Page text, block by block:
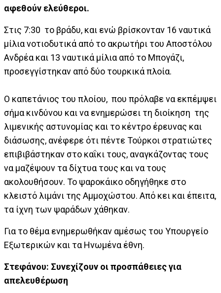
αφεθούν ελεύθεροι.
Στις 7:30 το βράδυ, και ενώ βρίσκονταν 16 ναυτικά
μίλια νοτιοδυτικά από το ακρωτήρι του Αποστόλου
Ανδρέα και 13 ναυτικά μίλια από το Μπογάζι,
προσεγγίστηκαν από δύο τουρκικά πλοία.
Ο καπετάνιος του πλοίου, που πρόλαβε να εκπέμψει
σήμα κινδύνου και να ενημερώσει τη διοίκηση της
λιμενικής αστυνομίας και το κέντρο έρευνας και
διάσωσης, ανέφερε ότι πέντε Τούρκοι στρατιώτες
επιβιβάστηκαν στο καΐκι τους, αναγκάζοντας τους
να μαζέψουν τα δίχτυα τους και να τους
ακολουθήσουν. Το ψαροκάικο οδηγήθηκε στο
κλειστό λιμάνι της Αμμοχώστου. Από κει και έπειτα,
τα ίχνη των ψαράδων χάθηκαν.
Για το θέμα ενημερωθήκαν αμέσως του Υπουργείο
Εξωτερικών και τα Ηνωμένα έθνη.
Στεφάνου: Συνεχίζουν οι προσπάθειες για
απελευθέρωση